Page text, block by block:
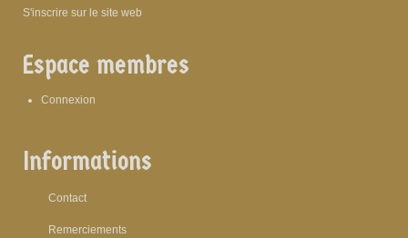
S'inscrire sur le site web
Espace membres
Connexion
Informations
Contact
Remerciements